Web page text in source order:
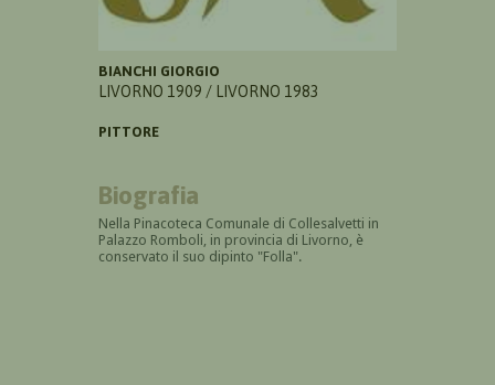
BIANCHI GIORGIO
LIVORNO 1909 / LIVORNO 1983
PITTORE
Biografia
Nella Pinacoteca Comunale di Collesalvetti in
Palazzo Romboli, in provincia di Livorno, è
conservato il suo dipinto "Folla".